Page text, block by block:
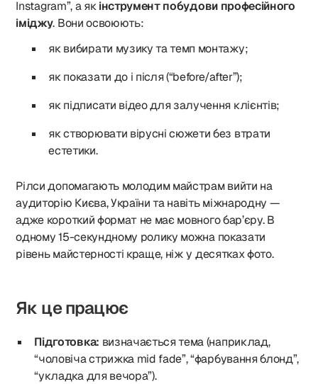
Instagram”, а якінструмент побудови професійного
іміджу. Вони освоюють:
як вибирати музику та темп монтажу;
як показати до і після (“before/after”);
як підписати відео для залучення клієнтів;
як створювати вірусні сюжети без втрати
естетики.
Рілси допомагають молодим майстрам вийти на
аудиторію Києва, України та навіть міжнародну —
адже короткий формат не має мовного бар’єру. В
одному 15-секундному ролику можна показати
рівень майстерності краще, ніж у десятках фото.
Як це працює
Підготовка: визначається тема (наприклад,
“чоловіча стрижка mid fade”, “фарбування блонд”,
“укладка для вечора”).